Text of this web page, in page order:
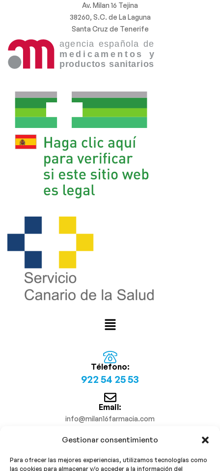
Gestionar consentimiento
Para ofrecer las mejores experiencias, utilizamos tecnologías como
las cookies para almacenar y/o acceder a la información del
Av. Milan 16 Tejina
38260, S.C. de La Laguna
Santa Cruz de Tenerife
Télefono:
922 54 25 53
Email:
info@milan16farmacia.com
¡Síguenos!